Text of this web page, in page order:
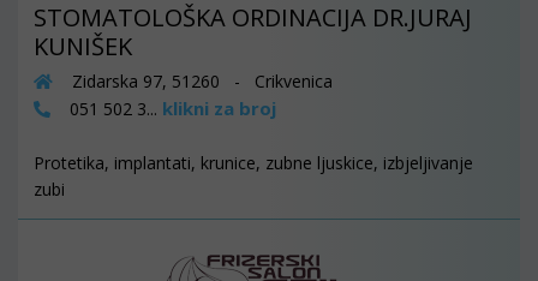
STOMATOLOŠKA ORDINACIJA DR.JURAJ
KUNIŠEK
Zidarska 97, 51260 - Crikvenica
051 502 3... klikni za broj
Protetika, implantati, krunice, zubne ljuskice, izbjeljivanje
zubi